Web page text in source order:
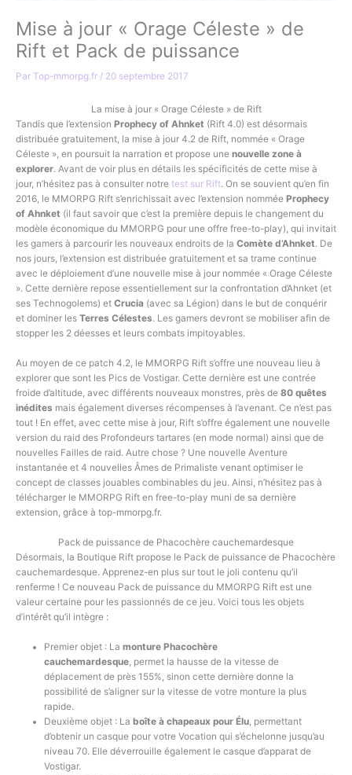
Mise à jour « Orage Céleste » de
Rift et Pack de puissance
Par Top-mmorpg.fr / 20 septembre 2017
La mise à jour « Orage Céleste » de Rift
Tandis que l’extension Prophecy of Ahnket (Rift 4.0) est désormais
distribuée gratuitement, la mise à jour 4.2 de Rift, nommée « Orage
Céleste », en poursuit la narration et propose une nouvelle zone à
explorer. Avant de voir plus en détails les spécificités de cette mise à
jour, n’hésitez pas à consulter notre test sur Rift. On se souvient qu’en fin
2016, le MMORPG Rift s’enrichissait avec l’extension nommée Prophecy
of Ahnket (il faut savoir que c’est la première depuis le changement du
modèle économique du MMORPG pour une offre free-to-play), qui invitait
les gamers à parcourir les nouveaux endroits de la Comète d’Ahnket. De
nos jours, l’extension est distribuée gratuitement et sa trame continue
avec le déploiement d’une nouvelle mise à jour nommée « Orage Céleste
». Cette dernière repose essentiellement sur la confrontation d’Ahnket (et
ses Technogolems) et Crucia (avec sa Légion) dans le but de conquérir
et dominer les Terres Célestes. Les gamers devront se mobiliser afin de
stopper les 2 déesses et leurs combats impitoyables.
Au moyen de ce patch 4.2, le MMORPG Rift s’offre une nouveau lieu à
explorer que sont les Pics de Vostigar. Cette dernière est une contrée
froide d’altitude, avec différents nouveaux monstres, près de 80 quêtes
inédites mais également diverses récompenses à l’avenant. Ce n’est pas
tout ! En effet, avec cette mise à jour, Rift s’offre également une nouvelle
version du raid des Profondeurs tartares (en mode normal) ainsi que de
nouvelles Failles de raid. Autre chose ? Une nouvelle Aventure
instantanée et 4 nouvelles Âmes de Primaliste venant optimiser le
concept de classes jouables combinables du jeu. Ainsi, n’hésitez pas à
télécharger le MMORPG Rift en free-to-play muni de sa dernière
extension, grâce à top-mmorpg.fr.
Pack de puissance de Phacochère cauchemardesque
Désormais, la Boutique Rift propose le Pack de puissance de Phacochère
cauchemardesque. Apprenez-en plus sur tout le joli contenu qu’il
renferme ! Ce nouveau Pack de puissance du MMORPG Rift est une
valeur certaine pour les passionnés de ce jeu. Voici tous les objets
d’intérêt qu’il intègre :
Premier objet : La monture Phacochère
cauchemardesque, permet la hausse de la vitesse de
déplacement de près 155%, sinon cette dernière donne la
possibilité de s’aligner sur la vitesse de votre monture la plus
rapide.
Deuxième objet : La boîte à chapeaux pour Élu, permettant
d’obtenir un casque pour votre Vocation qui s’échelonne jusqu’au
niveau 70. Elle déverrouille également le casque d’apparat de
Vostigar.